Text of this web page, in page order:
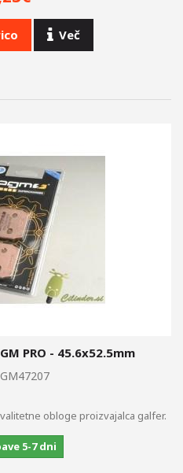
Več
PRO - 45.6x52.5mm
obloge proizvajalca galfer.
5-7 dni